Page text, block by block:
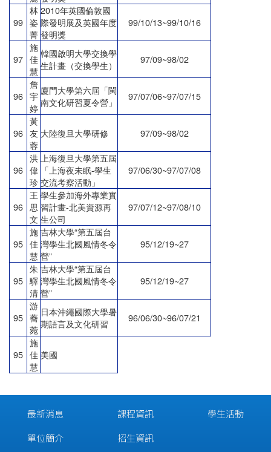
99
林
姿
菁
2010年英國倫敦國
際發明展及英國年度
發明獎
99/10/13~99/10/16
97
施
佳
慧
韓國啟明大學交換學
生計畫（交換學生）
97/09~98/02
96
詹
宇
婷
廈門大學第六屆「閩
南文化研習夏令營」
97/07/06~97/07/15
96
黃
友
蓉
大陸復旦大學研修 97/09~98/02
96
洪
偉
珍
上海復旦大學第五屆
「上海夜未眠-學生
交流考察活動」
97/06/30~97/07/08
96
王
思
文
學生參加海外專業實
習計畫-北美資源再
生公司
97/07/12~97/08/10
95
施
佳
慧
吉林大學“第五屆台
灣學生北國風情冬令
營”
95/12/19~27
95
朱
驛
清
吉林大學“第五屆台
灣學生北國風情冬令
營”
95/12/19~27
95
游
蕎
菀
日本沖繩國際大學暑
期語言及文化研習
96/06/30~96/07/21
95
施
佳
慧
美國
最新消息
單位簡介
課程資訊
招生資訊
學生活動